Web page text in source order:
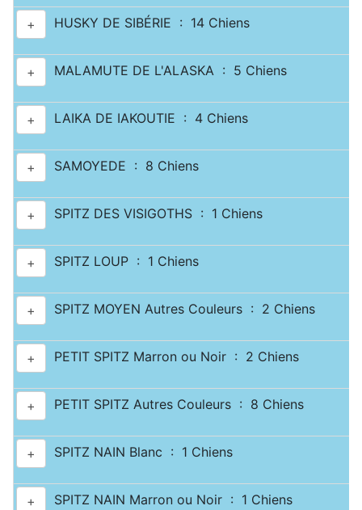
+ HUSKY DE SIBÉRIE : 14 Chiens
+ MALAMUTE DE L'ALASKA : 5 Chiens
+ LAIKA DE IAKOUTIE : 4 Chiens
+ SAMOYEDE : 8 Chiens
+ SPITZ DES VISIGOTHS : 1 Chiens
+ SPITZ LOUP : 1 Chiens
+ SPITZ MOYEN Autres Couleurs : 2 Chiens
+ PETIT SPITZ Marron ou Noir : 2 Chiens
+ PETIT SPITZ Autres Couleurs : 8 Chiens
+ SPITZ NAIN Blanc : 1 Chiens
+ SPITZ NAIN Marron ou Noir : 1 Chiens